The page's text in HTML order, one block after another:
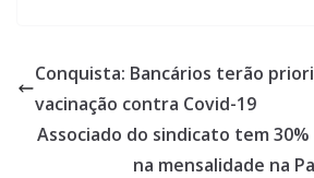
b
o
o
er e
Conquista: Bancários terão
vacinação contra Covid-19
Associado do sindicato tem
na mensalidade na